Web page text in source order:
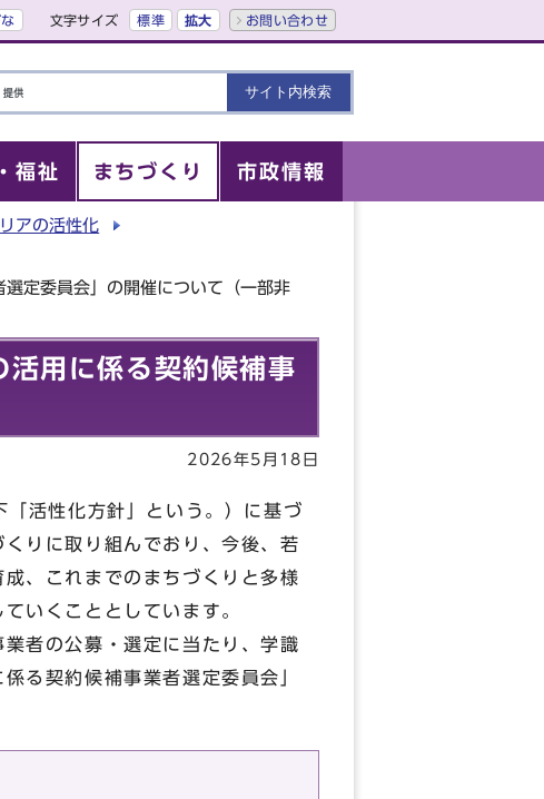
文字サイズ 標準 拡大 お問い合わせ
福祉 まちづくり 市政情報
アの活性化
定委員会」の開催について（一部非
用に係る契約候補事
2026年5月18日
活性化方針」という。）に基づ
りに取り組んでおり、今後、若
、これまでのまちづくりと多様
いくこととしています。
者の公募・選定に当たり、学識
る契約候補事業者選定委員会」